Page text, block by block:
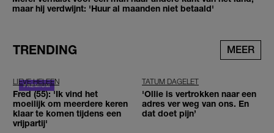
maar hij verdwijnt: 'Huur al maanden niet betaald'
TRENDING MEER
LIEVE HELEEN
Fred (55): 'Ik vind het
moeilijk om meerdere keren
klaar te komen tijdens een
vrijpartij'
TATUM DAGELET
'Ollie is vertrokken naar een
adres ver weg van ons. En
dat doet pijn’